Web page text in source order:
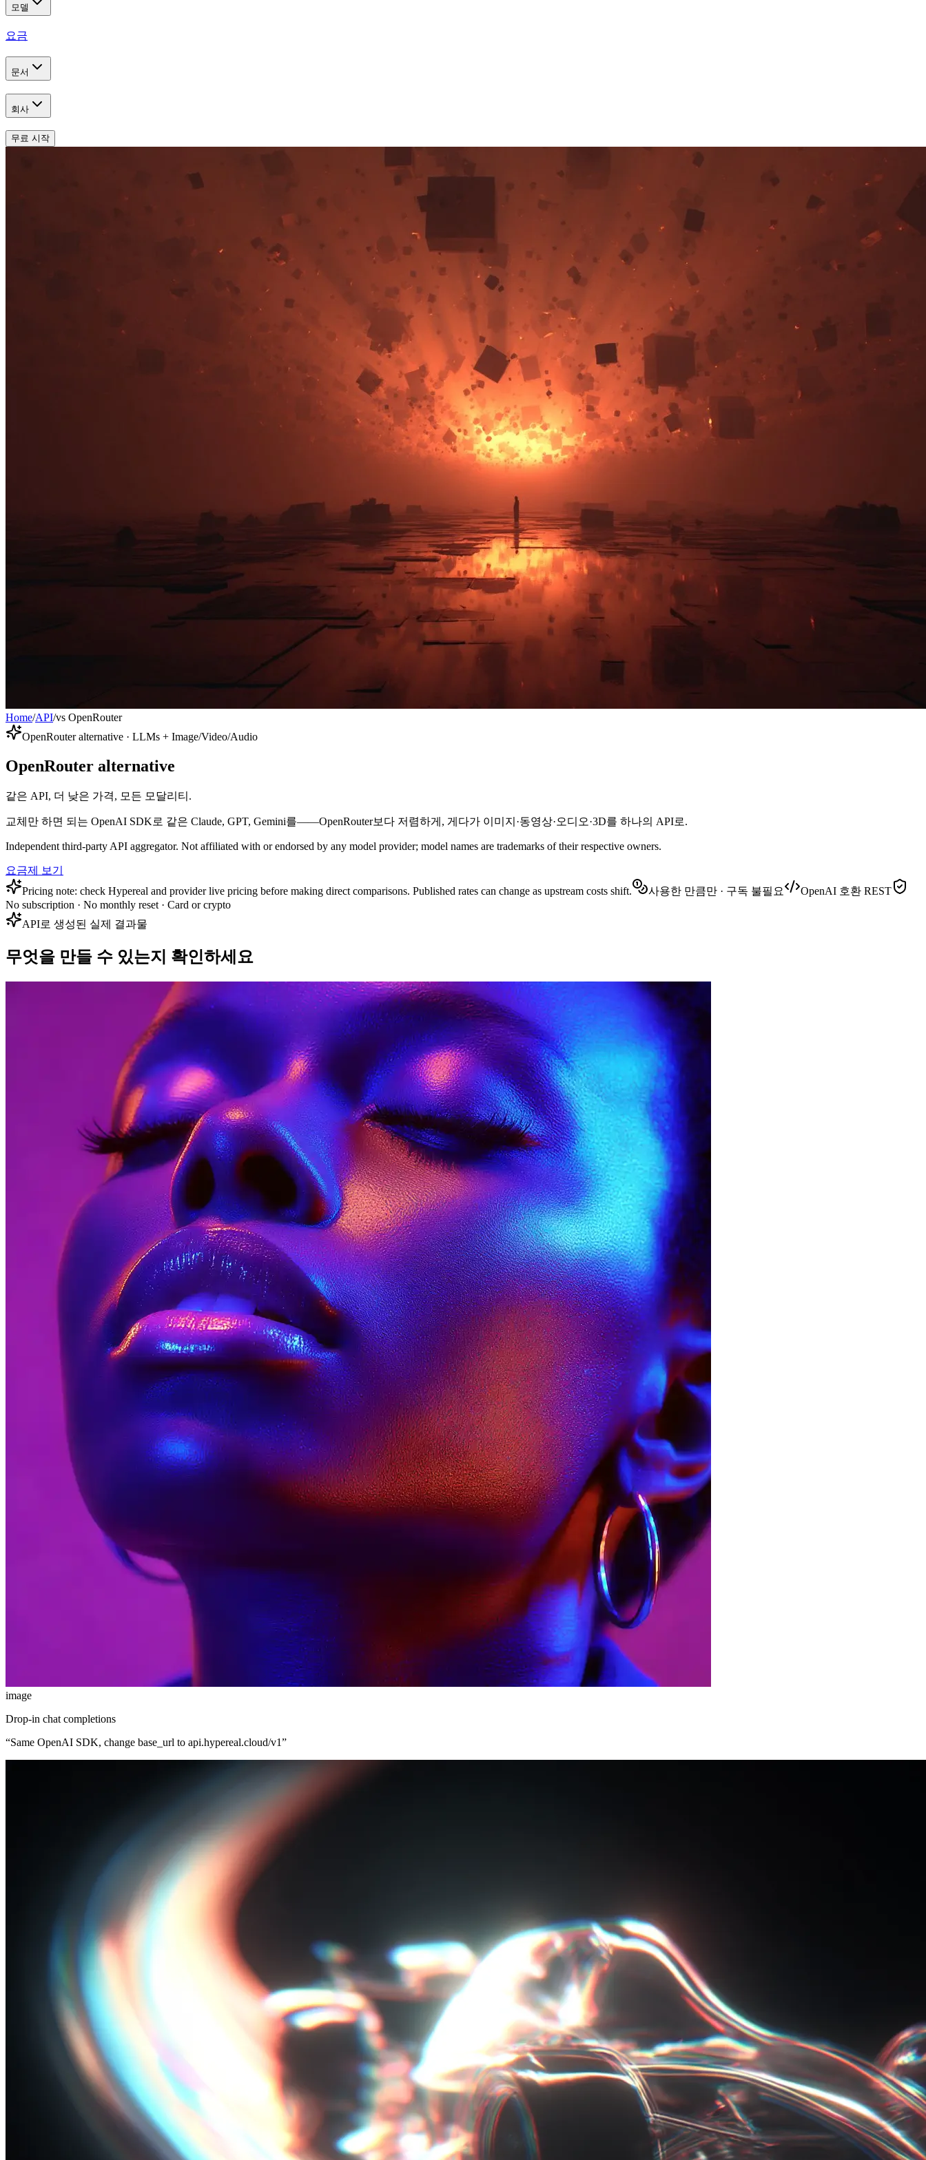
모델
요금
문서
회사
무료 시작
Home/API/vs OpenRouter
OpenRouter alternative · LLMs + Image/Video/Audio
OpenRouter alternative
같은 API, 더 낮은 가격, 모든 모달리티.
교체만 하면 되는 OpenAI SDK로 같은 Claude, GPT, Gemini를——OpenRouter보다 저렴하게, 게다가 이미지·동영상·오디오·3D를 하나의 API로.
Independent third-party API aggregator. Not affiliated with or endorsed by any model provider; model names are trademarks of their respective owners.
요금제 보기
Pricing note: check Hypereal and provider live pricing before making direct comparisons. Published rates can change as upstream costs shift.
사용한 만큼만 · 구독 불필요
OpenAI 호환 REST
No subscription · No monthly reset · Card or crypto
API로 생성된 실제 결과물
무엇을 만들 수 있는지 확인하세요
image
Drop-in chat completions
“Same OpenAI SDK, change base_url to api.hypereal.cloud/v1”